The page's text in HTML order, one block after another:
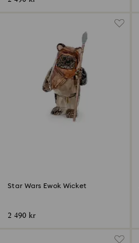
Star Wars Ewok Wicket
2 490 kr